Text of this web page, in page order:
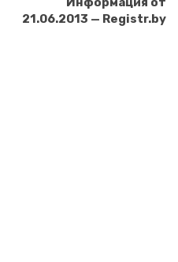
21.06.2013 — Registr.by